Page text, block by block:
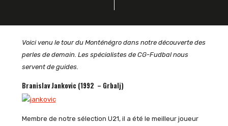
Voici venu le tour du Monténégro dans notre découverte des
perles de demain. Les spécialistes de CG-Fudbal nous
servent de guides.
Branislav Jankovic (1992 – Grbalj)
Membre de notre sélection U21, il a été le meilleur joueur